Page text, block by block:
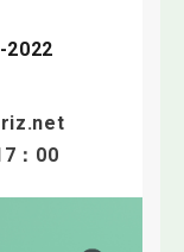
2022
：00